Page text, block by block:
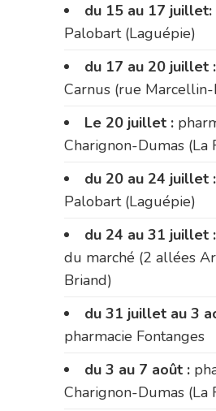
du 15 au 17 juillet:
Palobart (Laguépie)
du 17 au 20 juillet :
Carnus (rue
Le 20 juillet :
Charignon-Dumas (La
du 20 au 24 juillet :
Palobart (Laguépie)
du 24 au 31 juillet :
du marché (2 allées
Briand)
du 31 juillet au 3
pharmacie Fontanges
du 3 au 7 août :
Charignon-Dumas (La